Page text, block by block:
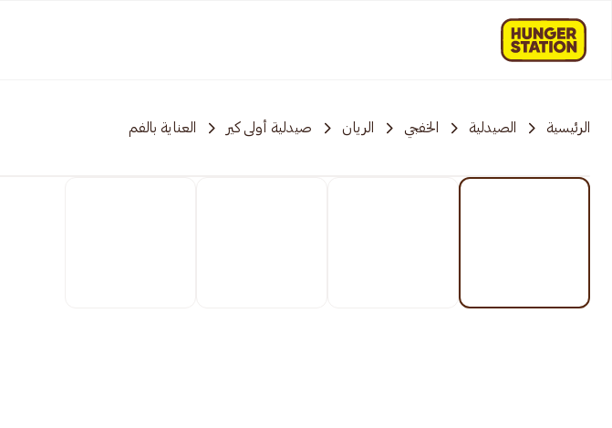
الرئيسية الصيدلية الخفجي الريان صيدلية أولى كير العناية بالفم